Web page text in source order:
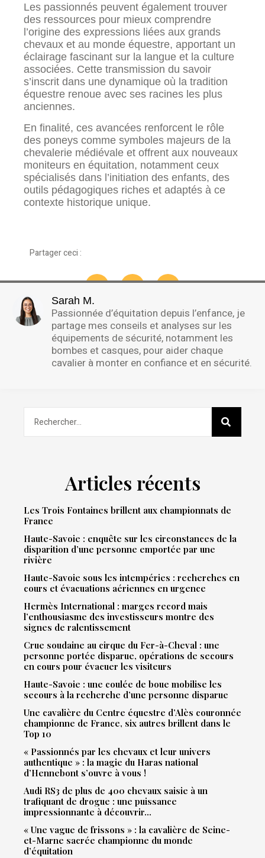
Les passionnés peuvent également trouver
des ressources pour mieux comprendre
l’origine des expressions liées aux grands
chevaux et au monde équestre, apportant un
éclairage fascinant sur la langue et la culture
associées. Cette transmission du savoir
s’inscrit dans une dynamique où la tradition
équestre renoue avec ses racines les plus
anciennes.
En finalité, ces avancées renforcent le rôle
des poneys comme symboles majeurs de la
chevalerie médiévale et offrent aux nouveaux
moniteurs en équitation, notamment ceux
spécialisés dans l’initiation des enfants, des
outils pédagogiques riches et adaptés à ce
contexte historique unique.
Partager ceci :
Sarah M.
Passionnée d’équitation depuis l’enfance, je
partage mes conseils et analyses sur les
équipements de sécurité, notamment les
bombes et casques, pour aider chaque
cavalier à monter en confiance et en sécurité.
Articles récents
Les Trois Fontaines brillent aux championnats de
France
Haute-Savoie : enquête sur les circonstances de la
disparition d’une personne emportée par une
rivière
Haute-Savoie sous les intempéries : recherches en
cours et évacuations aériennes en urgence
Hermès International : marges record mais
l’enthousiasme des investisseurs montre des
signes de ralentissement
Crue soudaine au cirque du Fer-à-Cheval : une
personne portée disparue, opérations de secours
en cours pour évacuer les visiteurs
Haute-Savoie : une coulée de boue mobilise les
secours à la recherche d’une personne disparue
Une cavalière du Centre équestre d’Alès couronnée
championne de France, six autres brillent dans le
Top 10
« Passionnés par les chevaux et leur univers
authentique » : la magie du Haras national
d’Hennebont s’ouvre à vous !
Audi RS3 de plus de 400 chevaux saisie à un
trafiquant de drogue : une puissance
impressionnante à découvrir…
« Une vague de frissons » : la cavalière de Seine-
et-Marne sacrée championne du monde
d’équitation